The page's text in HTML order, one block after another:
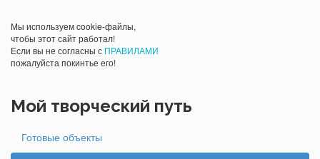
Мы используем cookie-файлы,
чтобы этот сайт работал!
Если вы не согласны с ПРАВИЛАМИ
пожалуйста покинтье его!
Мой творческий путь
Готовые объекты